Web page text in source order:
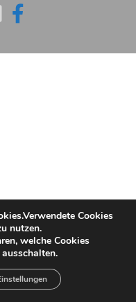
Cookies
nutzen.
welche Cookies